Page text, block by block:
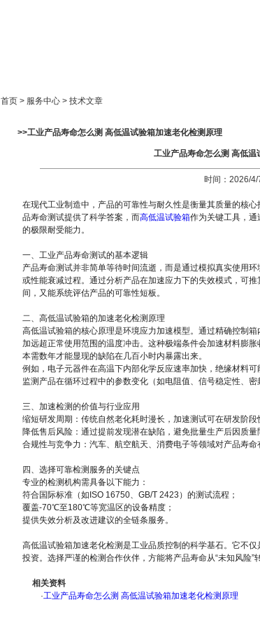
首页 > 服务中心 > 技术文章
>>工业产品寿命怎么测 高低温试验箱加速老化检测原理
工业产品寿命怎么测 高低温
时间：2026/
在现代工业制造中，产品的可靠性与耐久性是衡量其质量的核
品寿命测试提供了科学答案，而高低温试验箱作为关键工具，通
的极限耐受能力。
一、工业产品寿命测试的基本逻辑
产品寿命测试并非简单等待时间流逝，而是通过模拟真实使用
或性能衰减过程。通过分析产品在加速应力下的失效模式，可
间，又能系统评估产品的可靠性短板。
二、高低温试验箱的加速老化检测原理
高低温试验箱的核心原理是环境应力加速模型。通过精确控制
加远超正常使用范围的温度冲击。这种极端条件会加速材料膨
本需数年才能显现的缺陷在几百小时内暴露出来。
例如，电子元器件在高温下内部化学反应速率加快，绝缘材料
监测产品在循环过程中的参数变化（如电阻值、信号稳定性、
三、加速检测的价值与行业应用
缩短研发周期：传统自然老化耗时漫长，加速测试可在研发阶段
降低售后风险：通过提前发现潜在缺陷，避免批量生产后因质量
合规性与竞争力：汽车、航空航天、消费电子等领域对产品寿命
四、选择可靠检测服务的关键点
专业的检测机构需具备以下能力：
符合国际标准（如ISO 16750、GB/T 2423）的测试流程；
覆盖-70℃至180℃等宽温区的设备精度；
提供失效分析及改进建议的全链条服务。
高低温试验箱加速老化检测是工业品质控制的科学基石。它不
投资。选择严谨的检测合作伙伴，方能将产品寿命从“未知风险”转
相关资料
·工业产品寿命怎么测 高低温试验箱加速老化检测原理